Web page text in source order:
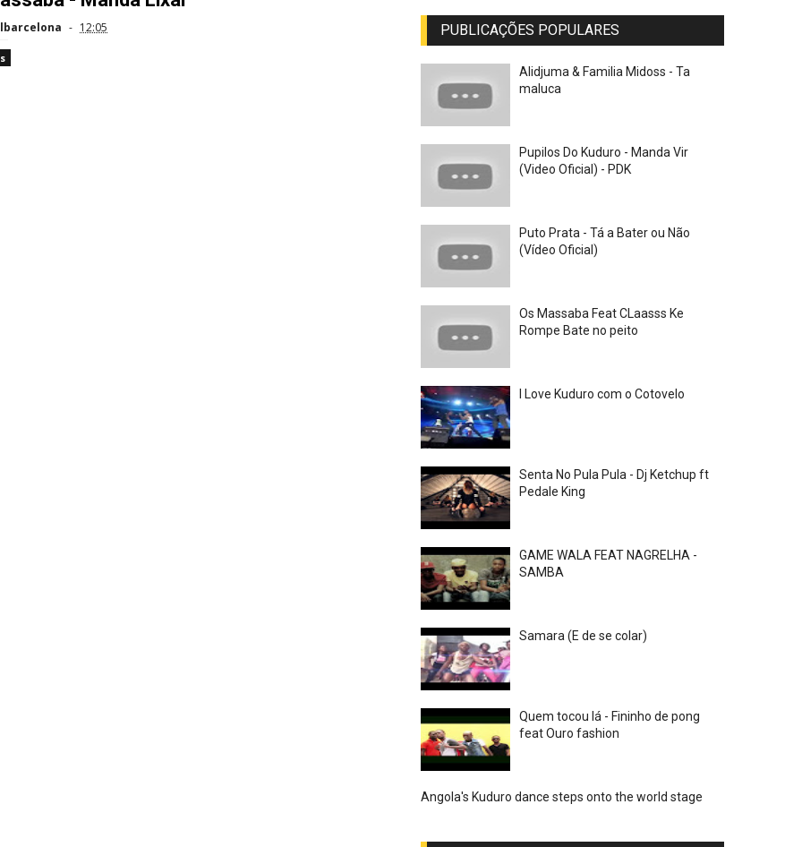
12:05 PUBLICAÇÕES POPULARES
Alidjuma & Familia Midoss - Ta
maluca
Pupilos Do Kuduro - Manda Vir
(Video Oficial) - PDK
Puto Prata - Tá a Bater ou Não
(Vídeo Oficial)
Os Massaba Feat CLaasss Ke
Rompe Bate no peito
I Love Kuduro com o Cotovelo
Senta No Pula Pula - Dj Ketchup ft
Pedale King
GAME WALA FEAT NAGRELHA -
SAMBA
Samara (E de se colar)
Quem tocou lá - Fininho de pong
feat Ouro fashion
Angola's Kuduro dance steps onto the world stage